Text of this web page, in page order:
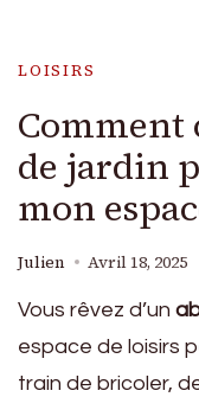
LOISIRS
de jardin
mon
Julien Avril 18, 2025
Vous rêvez d’un
espace de loisirs
train de bricoler,